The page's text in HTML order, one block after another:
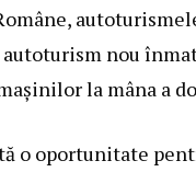
nou
la mâna a
o oportunitate